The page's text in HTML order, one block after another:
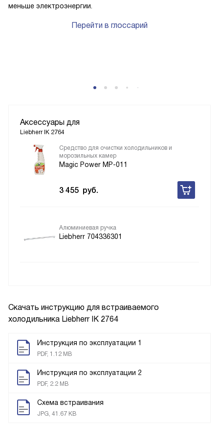
Скачать инструкцию для встраиваемого
холодильника Liebherr IK 2764
Инструкция по эксплуатации 1
PDF, 1.12 MB
Инструкция по эксплуатации 2
PDF, 2.2 MB
Схема встраивания
JPG, 41.67 KB
меньше электроэнергии.
Перейти в глоссарий
Аксессуары для
Liebherr IK 2764
Средство для очистки холодильников и
морозильных камер
Magic Power MP-011
3 455 руб.
Алюминиевая ручка
Liebherr 704336301